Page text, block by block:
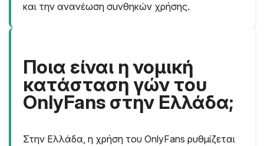
και την ανανέωση συνθηκών χρήσης.
Ποια είναι η νομική
κατάσταση γών του
OnlyFans στην Ελλάδα;
Στην Ελλάδα, η χρήση του OnlyFans ρυθμίζεται